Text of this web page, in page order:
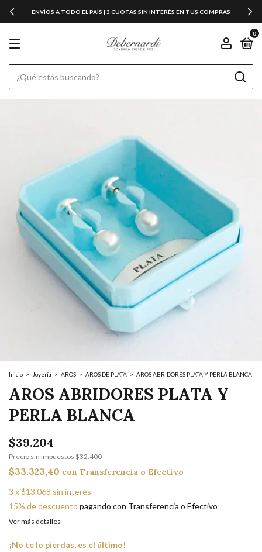
ENVÍOS A TODO EL PAÍS | 3 CUOTAS SIN INTERÉS EN TUS COMPRAS
0
Inicio > Joyería > AROS > AROS DE PLATA > AROS ABRIDORES PLATA Y PERLA BLANCA
AROS ABRIDORES PLATA Y
PERLA BLANCA
$39.204
Precio sin impuestos $32.400
$33.323,40 con Transferencia o Efectivo
3 x$13.068 sin interés
15% de descuento pagando con Transferencia o Efectivo
Ver más detalles
¡No te lo pierdas, es el último!